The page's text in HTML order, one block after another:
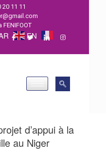
20 11 11
FENIFOOT
EN
d’appui à la
au Niger